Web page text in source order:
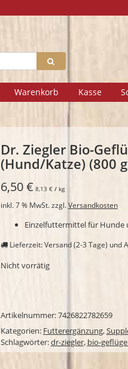
Warenkorb Kasse
Dr. Ziegler Bio-
(Hund/Katze) (800
6,50€ 8,13 €/ kg
inkl. 7 % MwSt. zzgl. Versandkosten
Einzelfuttermittel für Hunde
Lieferzeit: Versand (2-3 Tage) und
Nicht vorrätig
Artikelnummer:7426822782659
Kategorien: Futterergänzung,
Schlagwörter:dr-ziegler, bio-